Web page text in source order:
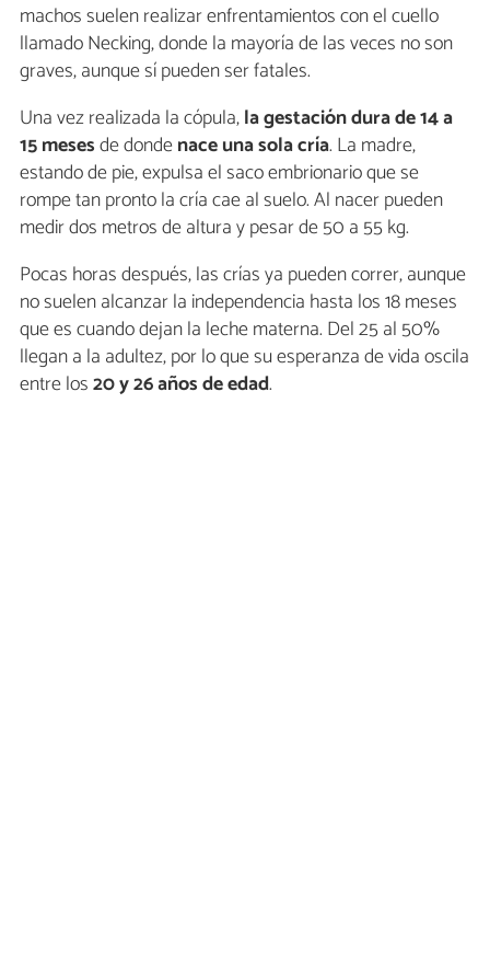
machos suelen realizar enfrentamientos con el cuello
llamado Necking, donde la mayoría de las veces no son
graves, aunque sí pueden ser fatales.
Una vez realizada la cópula,la gestación dura de 14 a
15 mesesde dondenace una sola cría. La madre,
estando de pie, expulsa el saco embrionario que se
rompe tan pronto la cría cae al suelo. Al nacer pueden
medir dos metros de altura y pesar de 50 a 55 kg.
Pocas horas después, las crías ya pueden correr, aunque
no suelen alcanzar la independencia hasta los 18 meses
que es cuando dejan la leche materna. Del 25 al 50%
llegan a la adultez, por lo que su esperanza de vida oscila
entre los20 y 26 años de edad.